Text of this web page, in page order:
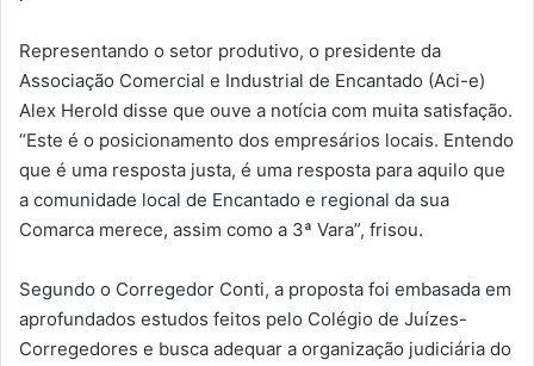
Representando o setor produtivo, o presidente da
Associação Comercial e Industrial de Encantado (Aci-e)
Alex Herold disse que ouve a notícia com muita satisfação.
“Este é o posicionamento dos empresários locais. Entendo
que é uma resposta justa, é uma resposta para aquilo que
a comunidade local de Encantado e regional da sua
Comarca merece, assim como a 3ª Vara”, frisou.
Segundo o Corregedor Conti, a proposta foi embasada em
aprofundados estudos feitos pelo Colégio de Juízes-
Corregedores e busca adequar a organização judiciária do